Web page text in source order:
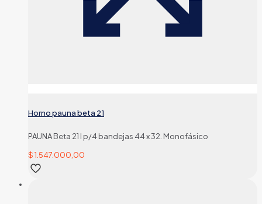
Horno pauna beta 21
PAUNA Beta 21 I p/4 bandejas 44 x 32. Monofásico
$1.547.000,00